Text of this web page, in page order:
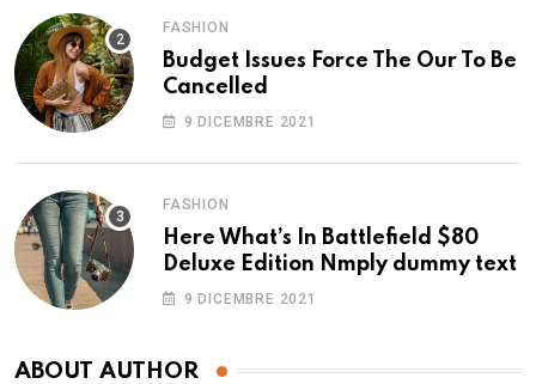
FASHION
Budget Issues Force The Our To Be
Cancelled
9 DICEMBRE 2021
FASHION
Here What’s In Battlefield $80
Deluxe Edition Nmply dummy text
9 DICEMBRE 2021
ABOUT AUTHOR